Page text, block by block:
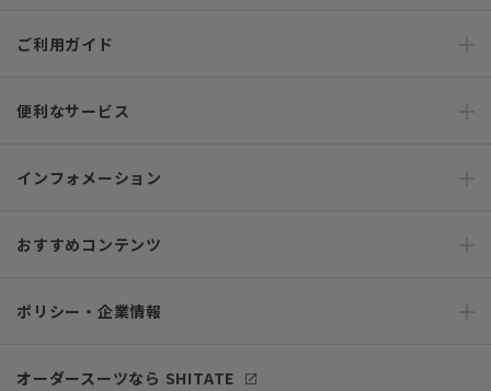
ご利用ガイド
便利なサービス
インフォメーション
おすすめコンテンツ
ポリシー・企業情報
オーダースーツなら SHITATE